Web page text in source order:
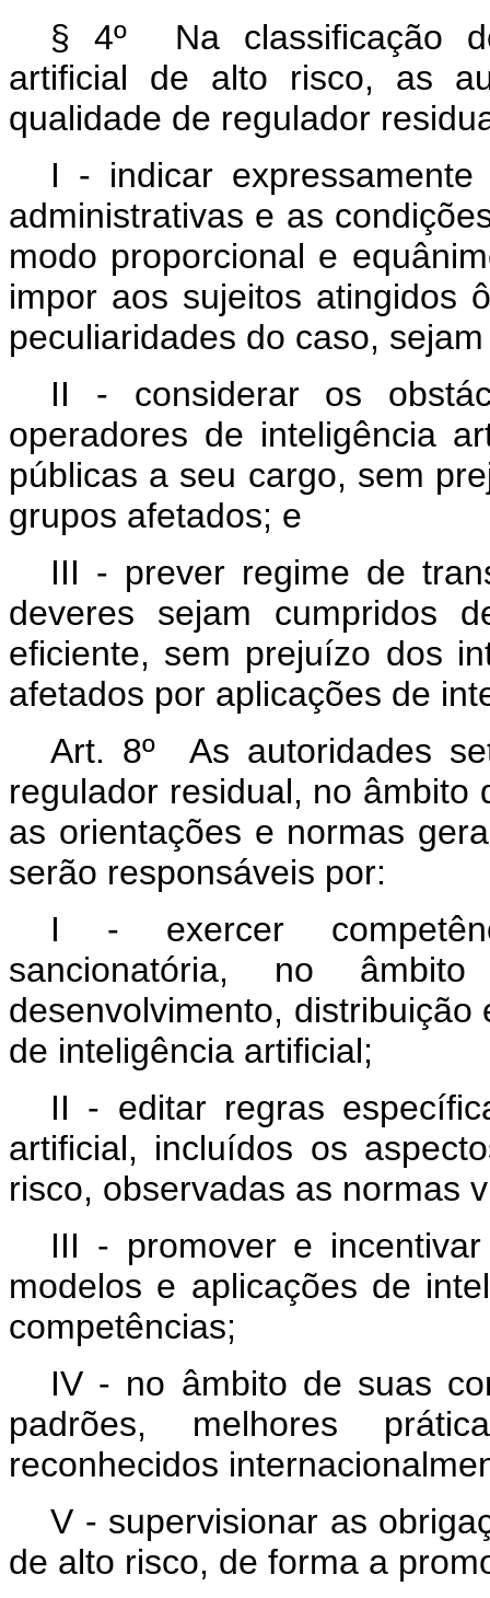
§ 4º Na classificação
artificial de alto risco, as
qualidade de regulador
I - indicar
administrativas e as
modo proporcional e
impor aos sujeitos atingidos
peculiaridades do caso,
II - considerar os
operadores de inteligência
públicas a seu cargo, sem
grupos afetados; e
III - prever regime de
deveres sejam cumpridos
eficiente, sem prejuízo dos
afetados por aplicações de
Art. 8º As autoridades
regulador residual, no âmbito
as orientações e normas
serão responsáveis por:
I - exercer
sancionatória, no
desenvolvimento,
de inteligência artificial;
II - editar regras
artificial, incluídos os
risco, observadas as normas
III - promover e
modelos e aplicações de
competências;
IV - no âmbito de suas
padrões, melhores
reconhecidos
V - supervisionar as
de alto risco, de forma a